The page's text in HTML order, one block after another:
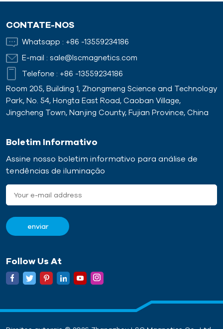
CONTATE-NOS
Whatsapp : +86 -13559234186
E-mail : sale@lscmagnetics.com
Telefone : +86 -13559234186
Room 205, Building 1, Zhongmeng Science and Technology
Park, No. 54, Hongta East Road, Caoban Village,
Jingcheng Town, Nanjing County, Fujian Province, China
Boletim Informativo
Assine nosso boletim informativo para análise de
tendências de iluminação
Follow Us At